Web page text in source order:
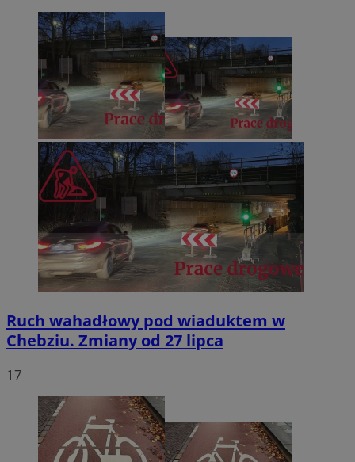
Ruch wahadłowy pod wiaduktem w
Chebziu. Zmiany od 27 lipca
17